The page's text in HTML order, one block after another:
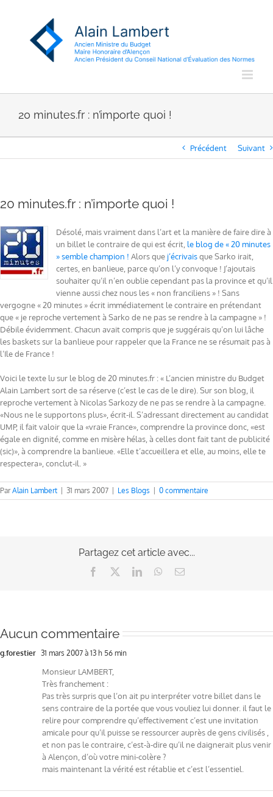
20 minutes.fr : n’importe quoi !
Précédent Suivant
20 minutes.fr : n’importe quoi !
Désolé, mais vraiment dans l’art et la manière de faire dire à
un billet le contraire de qui est écrit, le blog de « 20 minutes
» semble champion ! Alors que j’écrivaisque Sarko irait,
certes, en banlieue, parce qu’on l’y convoque ! J’ajoutais
souhaiter qu’il n’en oublie cependant pas la province et qu’il
vienne aussi chez nous les « non franciliens » ! Sans
vergogne « 20 minutes » écrit immédiatement le contraire en prétendant
que « je reproche vertement à Sarko de ne pas se rendre à la campagne » !
Débile évidemment. Chacun avait compris que je suggérais qu’on lui lâche
les baskets sur la banlieue pour rappeler que la France ne se résumait pas à
l’Ile de France !
Voici le texte lu sur le blog de 20 minutes.fr : « L’ancien ministre du Budget
Alain Lambert sort de sa réserve (c’est le cas de le dire). Sur son blog, il
reproche vertement à Nicolas Sarkozy de ne pas se rendre à la campagne.
«Nous ne le supportons plus», écrit-il. S’adressant directement au candidat
UMP, il fait valoir que la «vraie France», comprendre la province donc, «est
égale en dignité, comme en misère hélas, à celles dont fait tant de publicité
(sic)», à comprendre la banlieue. «Elle t’accueillera et elle, au moins, elle te
respectera», conclut-il. »
ParAlain Lambert 31 mars 2007 Les Blogs 0 commentaire
Partagez cet article avec...
Facebook LinkedInWhatsApp
Email
Aucun commentaire
g.forestier 31 mars 2007 à 13 h 56 min
Monsieur LAMBERT,
Très franchement :
Pas très surpris que l’on ait pu interpréter votre billet dans le
sens contraire de la portée que vous vouliez lui donner. il faut le
relire pour comprendre qu’effectivement c’est une invitation
amicale pour qu’il puisse se ressourcer auprès de gens civilisés ,
et non pas le contraire, c’est-à-dire qu’il ne daignerait plus venir
à Alençon, d’où votre mini-colère ?
mais maintenant la vérité est rétablie et c’est l’essentiel.